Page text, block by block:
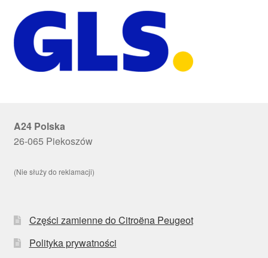
A24 Polska
26-065 Piekoszów
(Nie służy do reklamacji)
Części zamienne do Citroëna Peugeot
Polityka prywatności